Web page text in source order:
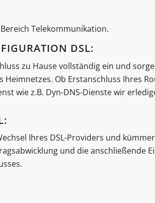
Telekommunikation.
DSL:
zu Hause vollständig ein und
Heimnetzes. Ob Erstanschluss Ihres
wie z.B. Dyn-DNS-Dienste wir
Ihres DSL-Providers und
und die anschließende